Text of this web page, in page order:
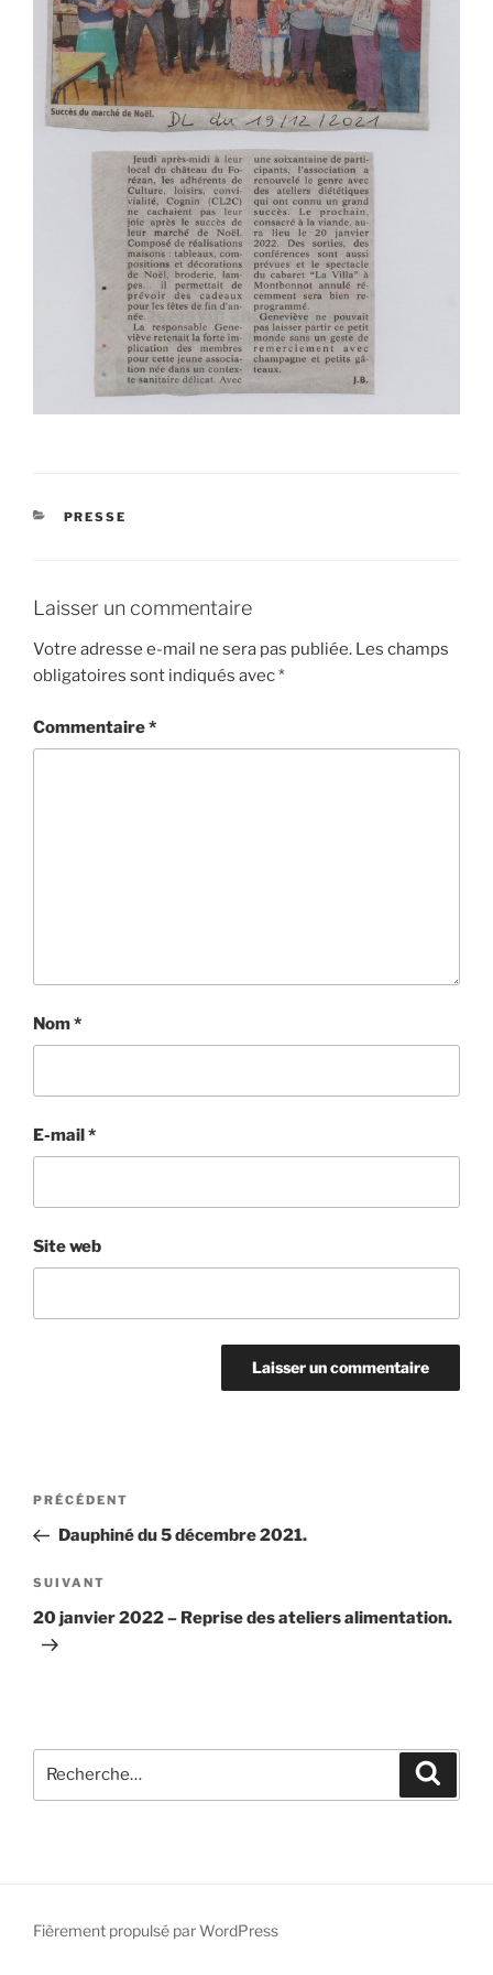
CATÉGORIES
PRESSE
Laisser un commentaire
Votre adresse e-mail ne sera pas publiée. Les champs
obligatoires sont indiqués avec*
Commentaire*
Nom*
E-mail*
Site web
Navigation
l’article
Article
précédent
PRÉCÉDENT
Dauphiné du 5 décembre 2021.
Article
suivant
SUIVANT
20 janvier 2022 – Reprise des ateliers alimentation.
pour
Fièrement propulsé par WordPress